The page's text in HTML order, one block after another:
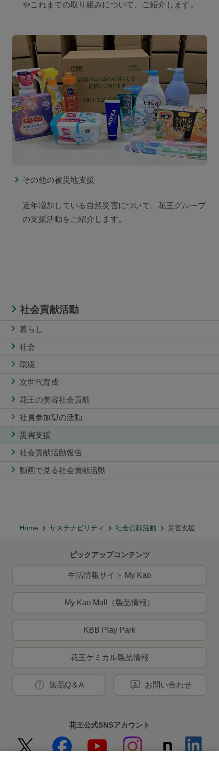
やこれまでの取り組みについて、ご紹介します。
その他の被災地支援
近年増加している自然災害について、花王グループ
の支援活動をご紹介します。
社会貢献活動
暮らし
社会
環境
次世代育成
花王の美容社会貢献
社員参加型の活動
災害支援
社会貢献活動報告
動画で見る社会貢献活動
Home サステナビリティ 社会貢献活動 災害支援
ピックアップコンテンツ
生活情報サイト My Kao
My Kao Mall（製品情報）
KBB Play Park
花王ケミカル製品情報
製品Q＆A お問い合わせ
花王公式SNSアカウント